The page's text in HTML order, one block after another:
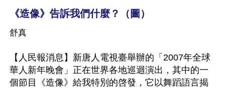
《造像》告訴我們什麼？（圖）
舒真
【人民報消息】新唐人電視臺舉辦的「2007年全球
華人新年晚會」正在世界各地巡迴演出，其中的一
個節目《造像》給我特別的啓發，它以舞蹈語言揭